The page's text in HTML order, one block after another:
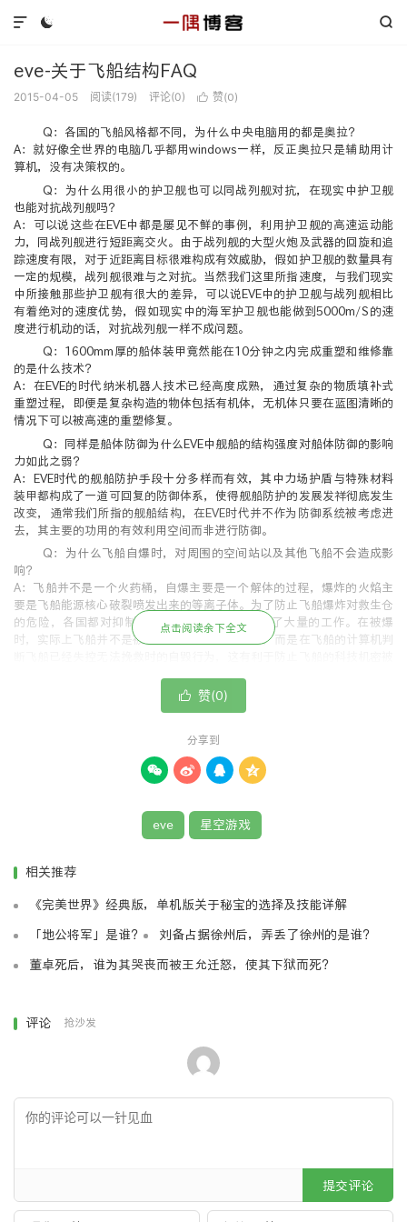
 

eve-关于飞船结构FAQ
2015-04-05 阅读(179) 评论(0)  赞(0)
Q：各国的飞船风格都不同，为什么中央电脑用的都是奥拉？
A：就好像全世界的电脑几乎都用windows一样，反正奥拉只是辅助用计
算机，没有决策权的。
Q：为什么用很小的护卫舰也可以同战列舰对抗，在现实中护卫舰
也能对抗战列舰吗？
A：可以说这些在EVE中都是屡见不鲜的事例，利用护卫舰的高速运动能
力，同战列舰进行短距离交火。由于战列舰的大型火炮及武器的回旋和追
踪速度有限，对于近距离目标很难构成有效威胁，假如护卫舰的数量具有
一定的规模，战列舰很难与之对抗。当然我们这里所指速度，与我们现实
中所接触那些护卫舰有很大的差异，可以说EVE中的护卫舰与战列舰相比
有着绝对的速度优势，假如现实中的海军护卫舰也能做到5000m/S的速
度进行机动的话，对抗战列舰一样不成问题。
Q：1600mm厚的船体装甲竟然能在10分钟之内完成重塑和维修靠
的是什么技术？
A：在EVE的时代纳米机器人技术已经高度成熟，通过复杂的物质填补式
重塑过程，即便是复杂构造的物体包括有机体，无机体只要在蓝图清晰的
情况下可以被高速的重塑修复。
Q：同样是船体防御为什么EVE中舰船的结构强度对船体防御的影响
力如此之弱？
A：EVE时代的舰船防护手段十分多样而有效，其中力场护盾与特殊材料
装甲都构成了一道可回复的防御体系，使得舰船防护的发展发祥彻底发生
改变，通常我们所指的舰船结构，在EVE时代并不作为防御系统被考虑进
去，其主要的功用的有效利用空间而非进行防御。
Q：为什么飞船自爆时，对周围的空间站以及其他飞船不会造成影
响？
A：飞船并不是一个火药桶，自爆主要是一个解体的过程，爆炸的火焰主
要是飞船能源核心破裂喷发出来的等离子体。为了防止飞船爆炸对救生仓
的危险，各国都对抑制飞船解体时的爆炸威力作了大量的工作。在被爆
时，实际上飞船并不是被对方的武器直接打碎的，而是在飞船的计算机判
程序中，计算机控制飞船中的关键部位的爆炸螺栓爆炸，使飞船平稳的彻
底的解体，就和工程爆破一样，很壮观，但危险性很小。而且，由于自毁
Q：为什么船爆的时候东西不会跟着一起爆，反而留给我们捡？
A：现实中的船被击沉了不是也还可以打捞战利品么？船被击沉并不意味
宙中。在被爆时，实际上飞船并不是被对方的武器直接打碎的，而是在飞
船的计算机判断飞船已经失控无法挽救时的自毁行为，这有利于防止飞船
生命。船舱里的东西不在计算机控制自毁的范围内，但尽管如此，很多有
Q：为什么EVE的世界里造船不是用铁，而是用我们听都没听说过的
三钛合金，并且描述种说它在太空中不稳定，那为什么造船时用的最多的
A：三钛合金的说明：太空建筑的主要构件。一种非常坚硬但仍可弯曲的
这里并没有说它在太空中不稳定，而是温度不稳定，也许他太能导热了，
要知道太空中的温度是很极端的。
为什么不是用铁？铁太重了。现代的航天飞机用的铁都很少，主要用的是
钛合金、各种轻金属、陶瓷材料、高分子化合物。 铁不是一种很丰富的
到未来冶炼业的发展，也许提炼什么金属都是很容易的，我们只需要考虑
自然界的储量问题。 另外，eve里的矿物名字都怪了些，种类也少了些，
点击阅读余下全文
 赞(0)
分享到
   
eve 星空游戏
相关推荐
《完美世界》经典版，单机版关于秘宝的选择及技能详解
「地公将军」是谁？ 刘备占据徐州后，弄丢了徐州的是谁？
董卓死后，谁为其哭丧而被王允迁怒，使其下狱而死？
评论 抢沙发
提交评论